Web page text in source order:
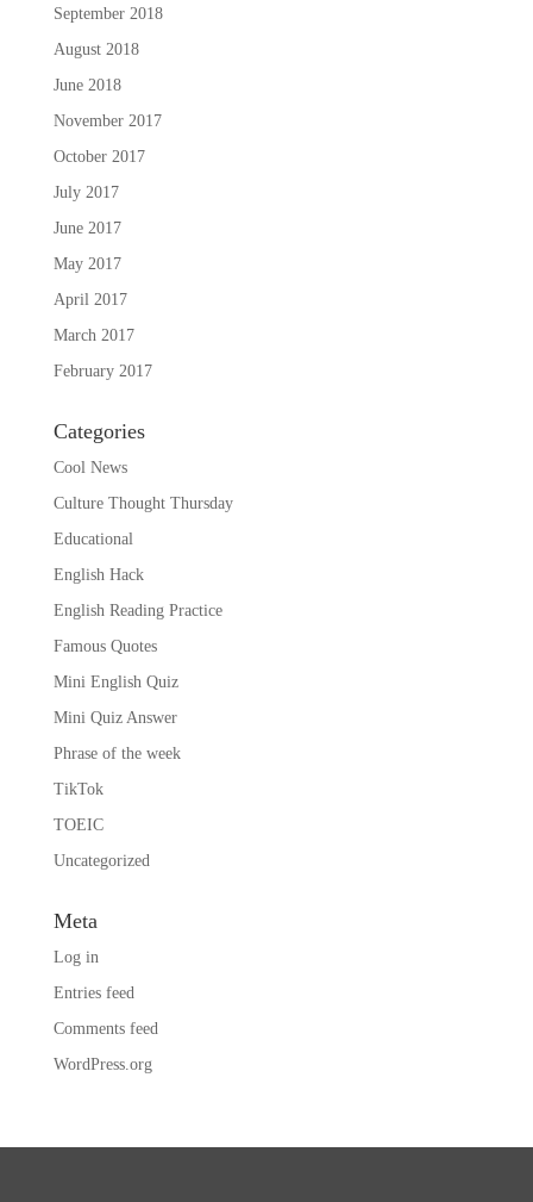
September 2018
August 2018
June 2018
November 2017
October 2017
July 2017
June 2017
May 2017
April 2017
March 2017
February 2017
Categories
Cool News
Culture Thought Thursday
Educational
English Hack
English Reading Practice
Famous Quotes
Mini English Quiz
Mini Quiz Answer
Phrase of the week
TikTok
TOEIC
Uncategorized
Meta
Log in
Entries feed
Comments feed
WordPress.org